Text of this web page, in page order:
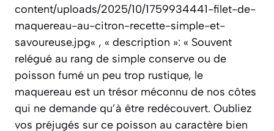
content/uploads/2025/10/1759934441-filet-de-
maquereau-au-citron-recette-simple-et-
savoureuse.jpg« , « description »: « Souvent
relégué au rang de simple conserve ou de
poisson fumé un peu trop rustique, le
maquereau est un trésor méconnu de nos côtes
qui ne demande qu’à être redécouvert. Oubliez
vos préjugés sur ce poisson au caractère bien